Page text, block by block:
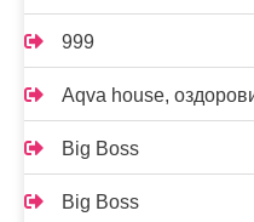
999
Aqva house,
Big Boss
Big Boss